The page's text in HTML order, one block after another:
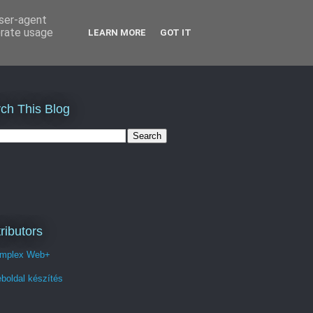
This Blog
Web+
készítés
agent
usage
LEARN MORE GOT IT